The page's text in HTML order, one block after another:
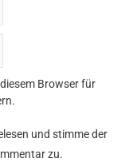
Browser für
und stimme der
zu.